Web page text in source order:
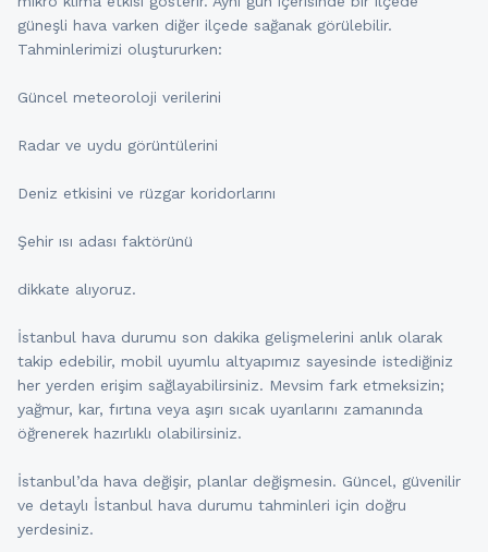
güneşli hava varken diğer ilçede sağanak görülebilir.
Tahminlerimizi oluştururken:
Güncel meteoroloji verilerini
Radar ve uydu görüntülerini
Deniz etkisini ve rüzgar koridorlarını
Şehir ısı adası faktörünü
dikkate alıyoruz.
İstanbul hava durumu son dakika gelişmelerini anlık olarak
takip edebilir, mobil uyumlu altyapımız sayesinde istediğiniz
her yerden erişim sağlayabilirsiniz. Mevsim fark etmeksizin;
yağmur, kar, fırtına veya aşırı sıcak uyarılarını zamanında
öğrenerek hazırlıklı olabilirsiniz.
İstanbul’da hava değişir, planlar değişmesin. Güncel, güvenilir
ve detaylı İstanbul hava durumu tahminleri için doğru
yerdesiniz.